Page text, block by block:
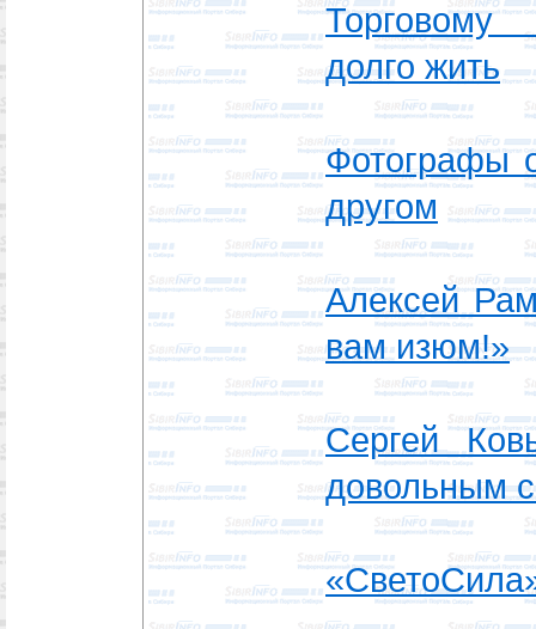
Торговому
долго жить
Фотографы
другом
Алексей
вам изюм!»
Сергей
довольным